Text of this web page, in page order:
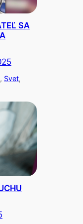
SA
, Svet